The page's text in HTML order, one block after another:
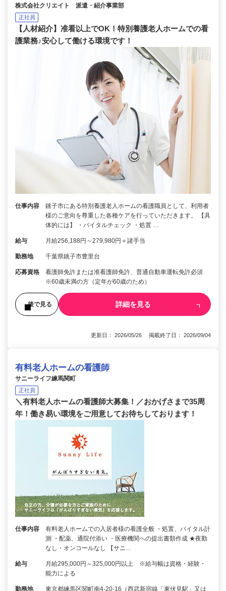
株式会社クリエイト 派遣・紹介事業部
正社員
【人材紹介】准看以上でOK！特別養護老人ホームでの看
護業務♪安心して働ける環境です！
仕事内容
銚子市にある特別養護老人ホームの看護職員として、利用者
様のご意向を尊重した各種ケアを行っていただきます。 【具
体的には】 ・バイタルチェック ・処置 …
給与 月給256,188円～279,980円＋諸手当
勤務地 千葉県銚子市豊里台
応募資格
看護師免許または准看護師免許、普通自動車運転免許必須
※60歳未満の方（定年が60歳のため）
後で見る 詳細を見る
更新日： 2026/05/26 掲載終了日： 2026/09/04
有料老人ホームの看護師
サニーライフ練馬関町
正社員
＼有料老人ホームの看護師大募集！／おかげさまで35周
年！働き易い環境をご用意してお待ちしております！
仕事内容
有料老人ホームでの入居者様の看護全般 ・処置、バイタル計
測 ・配薬、通院付添い ・医療機関への提出書類作成 ★夜勤
なし・オンコールなし 【サニ…
給与
月給295,000円～325,000円以上 ※給与幅は資格・経験・
能力による
勤務地
東京都練馬区関町南4-20-16（西武新宿線「東伏見駅」又は